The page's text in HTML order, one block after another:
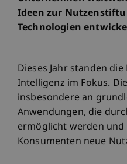
Ideen zur
Technologien
Dieses Jahr standen
Intelligenz im Fokus.
insbesondere an
Anwendungen, die
ermöglicht werden
Konsumenten neue